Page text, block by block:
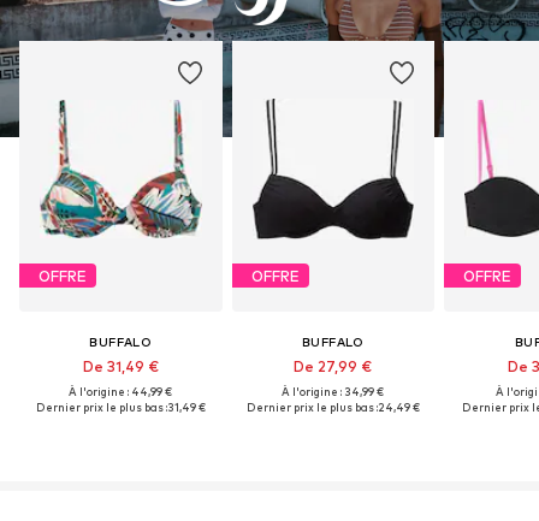
OFFRE
BUFFALO
De 31,49 €
À l'origine : 44,99 €
Dernier prix le plus bas :31,49 €
OFFRE
BUFFALO
De 27,99 €
À l'origine : 34,99 €
Dernier prix le plus bas :24,49 €
OFFRE
De
À
Dernier prix